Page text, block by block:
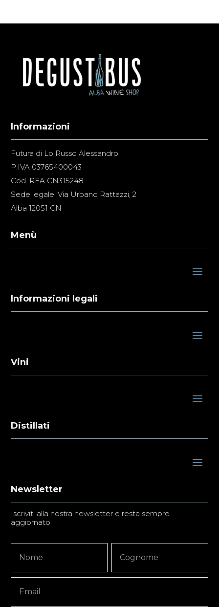
Informazioni
Futura di Lo Russo Alessandro
P.IVA 03765400043
Cod. REA CN315248
Sede legale: Via Urbano Rattazzi, 2
Alba 12051 CN
Menù
Informazioni legali
Vini
Distillati
Newsletter
Iscriviti alla nostra newsletter e resta sempre
aggiornato
Signup
Copy